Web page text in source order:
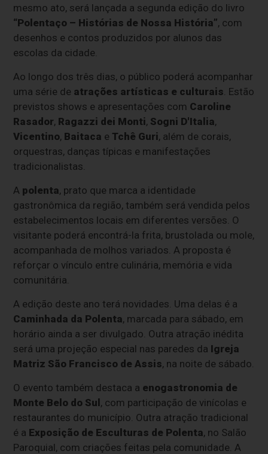
mesmo ato, será lançada a segunda edição do livro
“Polentaço – Histórias de Nossa História”, com
desenhos e contos produzidos por alunos das
escolas da cidade.
Ao longo dos três dias, o público poderá acompanhar
uma série de atrações artísticas e culturais . Estão
previstos shows e apresentações com Caroline
Rasador, Ragazzi dei Monti, Sogni D'Italia,
Vicentino, Baitaca e Tchê Guri, além de corais,
orquestras, danças típicas e manifestações
tradicionalistas.
A polenta, prato que marca a identidade
gastronômica da região, também será vendida pelos
estabelecimentos locais em diferentes versões. O
visitante poderá encontrá-la frita, brustolada ou mole,
acompanhada de molhos variados. A proposta é
reforçar o vínculo entre culinária, memória e vida
comunitária.
A edição deste ano terá novidades. Uma delas é a
Caminhada da Polenta, marcada para sábado, em
horário ainda a ser divulgado. Outra atração inédita
será uma projeção especial nas paredes da Igreja
Matriz São Francisco de Assis, na noite de sábado.
O evento também destaca a enogastronomia de
Monte Belo do Sul, com participação de vinícolas e
restaurantes do município. Outra atração tradicional
é a Exposição de Esculturas de Polenta, no Salão
Paroquial, com criações feitas pela comunidade. A